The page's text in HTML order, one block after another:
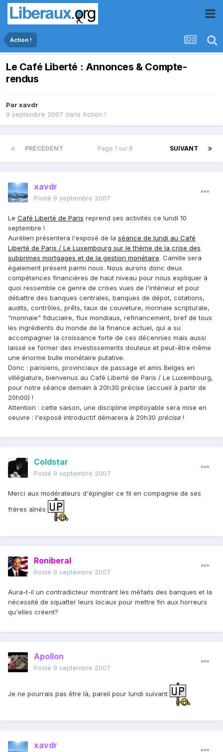
Action !
Le Café Liberté : Annonces & Compte-
rendus
Parxavdr
9 septembre 2007 dans Action !
PRÉCÉDENT SUIVANT
Page 1 sur 8
xavdr
Posté 9 septembre 2007
Le Café Liberté de Paris reprend ses activités ce lundi 10
septembre !
Aurélien présentera l'exposé de la séance de lundi au Café
Liberté de Paris / Le Luxembourg sur le thème de la crise des
subprimes mortgages et de la gestion monétaire. Camille sera
également présent parmi nous. Nous aurons donc deux
compétences financières de haut niveau pour nous expliquer à
quoi ressemble ce genre de crises vues de l'intérieur et pour
débattre des banques centrales, banques de dépot, cotations,
audits, contrôles, prêts, taux de couveture, monnaie scripturale,
"monnaie" fiduciaire, flux mondiaux, refinancement, bref de tous
les ingrédients du monde de la finance actuel, qui a su
accompagner la croissance forte de ces décennies mais aussi
laissé se former des investissements douteux et peut-être même
une énorme bulle monétaire putative.
Donc : parisiens, provinciaux de passage et amis Belges en
villégiature, bienvenus au Café Liberté de Paris / Le Luxembourg,
pour notre séance demain à 20h30 précise (accueil à partir de
20h00) !
Attention : cette saison, une discipline impitoyable sera mise en
oeuvre : l'exposé introductif démarera à 20h30 précise !
Coldstar
Posté 9 septembre 2007
Merci aux modérateurs d'épingler ce fil en compagnie de ses
frères aînés
Roniberal
Posté 9 septembre 2007
Aura-t-il un contradicteur montrant les méfaits des banques et la
nécessité de squatter leurs locaux pour mettre fin aux horreurs
qu'elles créent?
Apollon
Posté 9 septembre 2007
Je ne pourrais pas être là, pareil pour lundi suivant
xavdr